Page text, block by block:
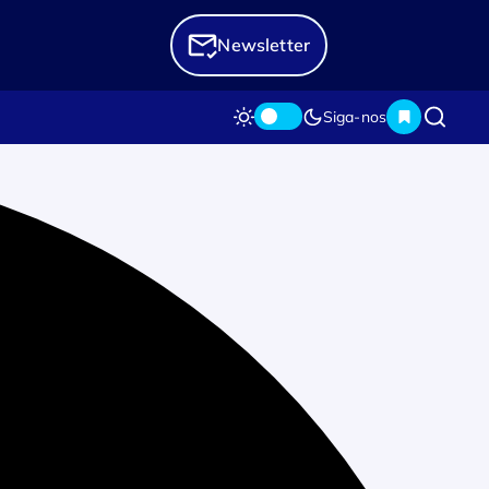
Newsletter
Siga-nos